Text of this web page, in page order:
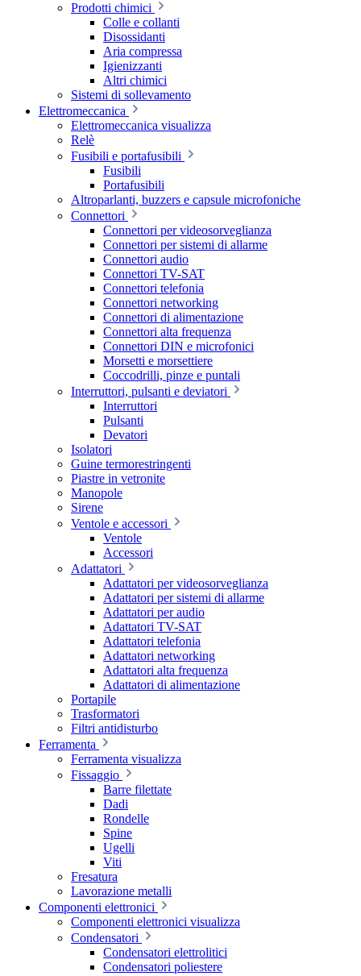
Prodotti chimici
Colle e collanti
Disossidanti
Aria compressa
Igienizzanti
Altri chimici
Sistemi di sollevamento
Elettromeccanica
Elettromeccanica visualizza
Relè
Fusibili e portafusibili
Fusibili
Portafusibili
Altroparlanti, buzzers e capsule microfoniche
Connettori
Connettori per videosorveglianza
Connettori per sistemi di allarme
Connettori audio
Connettori TV-SAT
Connettori telefonia
Connettori networking
Connettori di alimentazione
Connettori alta frequenza
Connettori DIN e microfonici
Morsetti e morsettiere
Coccodrilli, pinze e puntali
Interruttori, pulsanti e deviatori
Interruttori
Pulsanti
Devatori
Isolatori
Guine termorestringenti
Piastre in vetronite
Manopole
Sirene
Ventole e accessori
Ventole
Accessori
Adattatori
Adattatori per videosorveglianza
Adattatori per sistemi di allarme
Adattatori per audio
Adattatori TV-SAT
Adattatori telefonia
Adattatori networking
Adattatori alta frequenza
Adattatori di alimentazione
Portapile
Trasformatori
Filtri antidisturbo
Ferramenta
Ferramenta visualizza
Fissaggio
Barre filettate
Dadi
Rondelle
Spine
Ugelli
Viti
Fresatura
Lavorazione metalli
Componenti elettronici
Componenti elettronici visualizza
Condensatori
Condensatori elettrolitici
Condensatori poliestere